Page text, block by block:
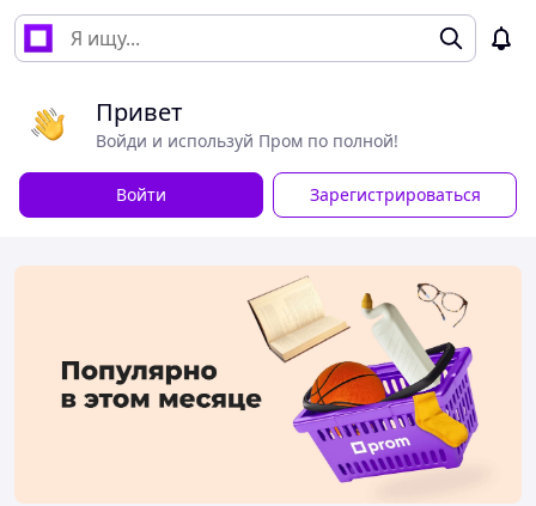
Привет
Войди и используй Пром по полной!
Войти Зарегистрироваться